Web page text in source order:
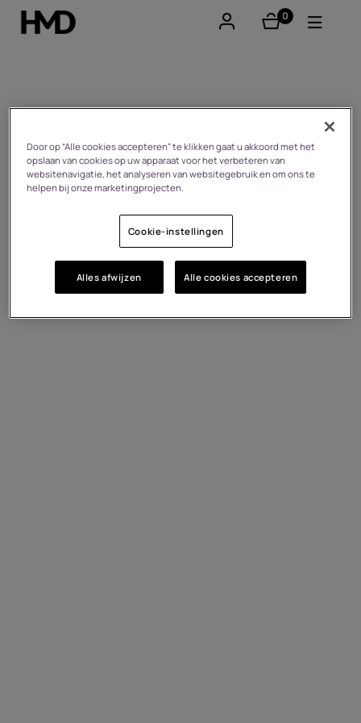
0
product(en)
Smartphones
Feature phones
Accessoires
Aanbiedingen
User guides
Door op “Alle cookies accepteren” te klikken gaat u akkoord met het
opslaan van cookies op uw apparaat voor het verbeteren van
websitenavigatie, het analyseren van websitegebruik en om ons te
helpen bij onze marketingprojecten.
Cookie-instellingen
Alles afwijzen Alle cookies accepteren